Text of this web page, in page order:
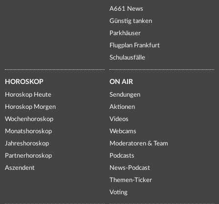
A661 News
Günstig tanken
Parkhäuser
Flugplan Frankfurt
Schulausfälle
HOROSKOP
Horoskop Heute
Horoskop Morgen
Wochenhoroskop
Monatshoroskop
Jahreshoroskop
Partnerhoroskop
Aszendent
ON AIR
Sendungen
Aktionen
Videos
Webcams
Moderatoren & Team
Podcasts
News-Podcast
Themen-Ticker
Voting